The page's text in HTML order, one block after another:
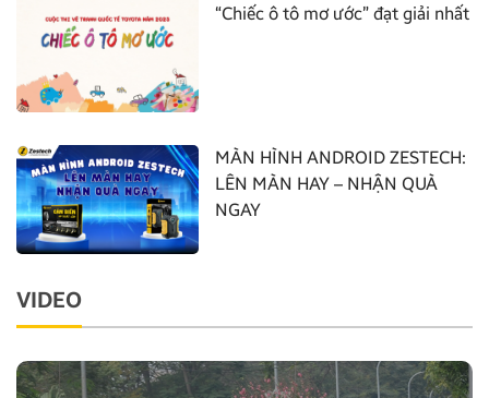
“Chiếc ô tô mơ ước” đạt giải nhất
MÀN HÌNH ANDROID ZESTECH:
LÊN MÀN HAY – NHẬN QUÀ
NGAY
VIDEO